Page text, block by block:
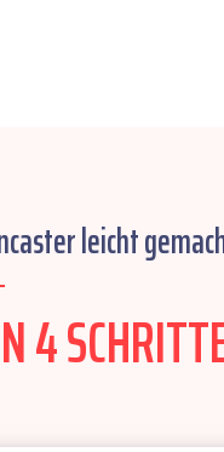
leicht
4